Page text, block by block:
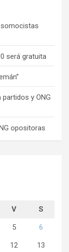
será gratuita
y ONG
opositoras
V S
5 6
12 13